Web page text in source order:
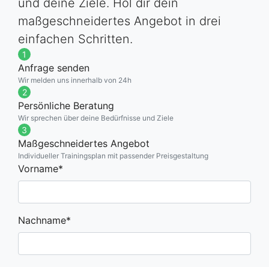
maßgeschneidertes Angebot in drei
einfachen Schritten.
1
Anfrage senden
Wir melden uns innerhalb von 24h
2
Persönliche Beratung
Wir sprechen über deine Bedürfnisse und Ziele
3
Maßgeschneidertes Angebot
Individueller Trainingsplan mit passender Preisgestaltung
Vorname*
Nachname*